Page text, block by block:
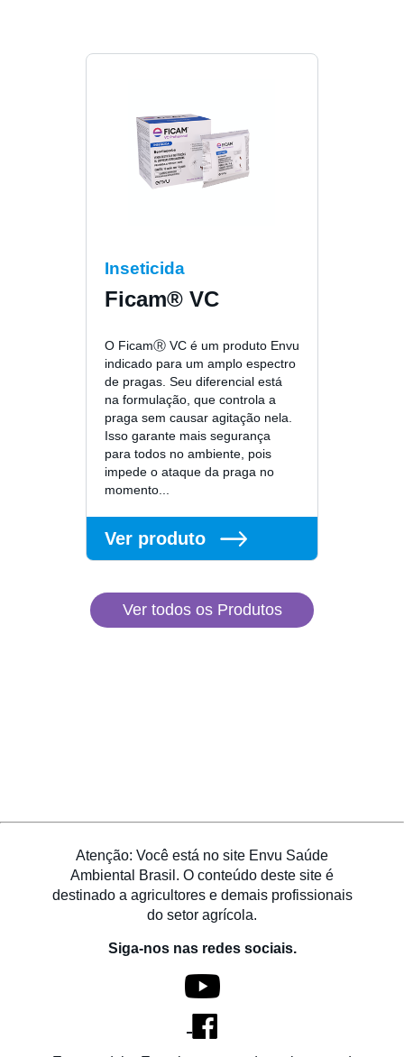
Inseticida
Ficam® VC
O FicamⓇ VC é um produto Envu
indicado para um amplo espectro
de pragas. Seu diferencial está
na formulação, que controla a
praga sem causar agitação nela.
Isso garante mais segurança
para todos no ambiente, pois
impede o ataque da praga no
momento...
Ver produto
Ver todos os Produtos
Atenção: Você está no site Envu Saúde
Ambiental Brasil. O conteúdo deste site é
destinado a agricultores e demais profissionais
do setor agrícola.
Siga-nos nas redes sociais.